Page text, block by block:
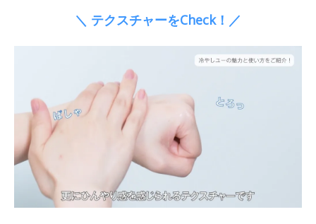
＼ テクスチャーをCheck！／